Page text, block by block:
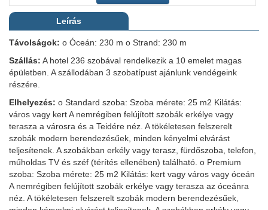
Leírás
Távolságok: o Óceán: 230 m o Strand: 230 m
Szállás: A hotel 236 szobával rendelkezik a 10 emelet magas
épületben. A szállodában 3 szobatípust ajánlunk vendégeink
részére.
Elhelyezés: o Standard szoba: Szoba mérete: 25 m2 Kilátás:
város vagy kert A nemrégiben felújított szobák erkélye vagy
terasza a városra és a Teidére néz. A tökéletesen felszerelt
szobák modern berendezésűek, minden kényelmi elvárást
teljesítenek. A szobákban erkély vagy terasz, fürdőszoba, telefon,
műholdas TV és széf (térítés ellenében) található. o Premium
szoba: Szoba mérete: 25 m2 Kilátás: kert vagy város vagy óceán
A nemrégiben felújított szobák erkélye vagy terasza az óceánra
néz. A tökéletesen felszerelt szobák modern berendezésűek,